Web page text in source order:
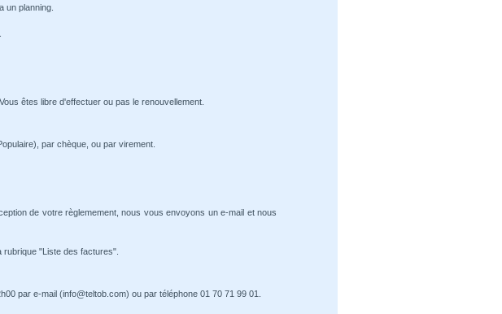
un planning.
êtes libre d'effectuer ou pas le renouvellement.
par chèque, ou par virement.
de votre règlemement, nous vous envoyons un e-mail et nous
"Liste des factures".
par e-mail (info@teltob.com) ou par téléphone 01 70 71 99 01.